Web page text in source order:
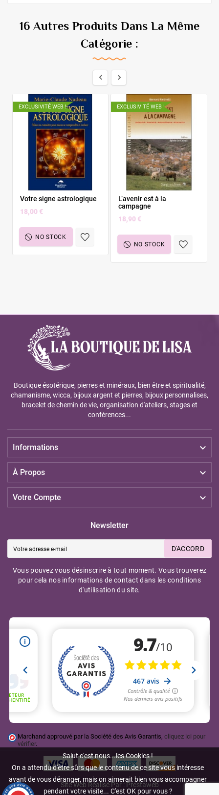
Salut c'est nous...les Cookies !
On a attendu d'être sûrs que le contenu de ce site vous intéresse
avant de vous déranger, mais on aimerait bien vous accompagner
pendant votre visite... C'est OK pour vous ?
16 Autres Produits Dans La Même
Catégorie :
 
EXCLUSIVITÉ WEB !
Votre signe astrologique
18,00 €
NO STOCK
EXCLUSIVITÉ WEB !
L’avenir est à la
campagne
18,90 €
NO STOCK
Boutique ésotérique, pierres et minéraux, bien être et spiritualité,
chamanisme, wicca, bijoux argent et pierres, bijoux personnalises,
bracelet de chemin de vie, organisation d'ateliers, stages et
conférences...
Informations 
À Propos 
Votre Compte 
Newsletter
D'ACCORD
Vous pouvez vous désinscrire à tout moment. Vous trouverez
pour cela nos informations de contact dans les conditions
d'utilisation du site.
Marchand approuvé par la Société des Avis Garantis, cliquez ici pour
vérifier.
Site Web Réalisé Par : Prestaweb